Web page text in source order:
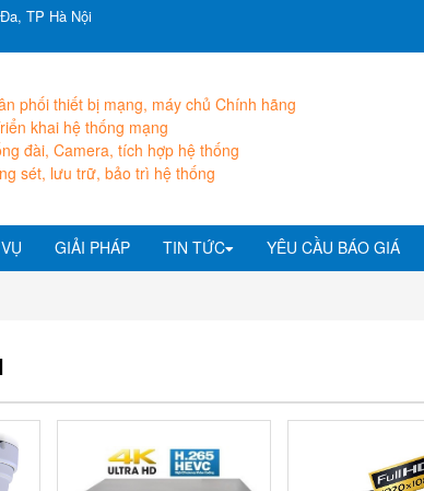
TP Hà Nội
phối thiết bị mạng, máy chủ Chính hãng
khai hệ thống mạng
đài, Camera, tích hợp hệ thống
sét, lưu trữ, bảo trì hệ thống
GIẢI PHÁP TIN TỨC YÊU CẦU BÁO GIÁ